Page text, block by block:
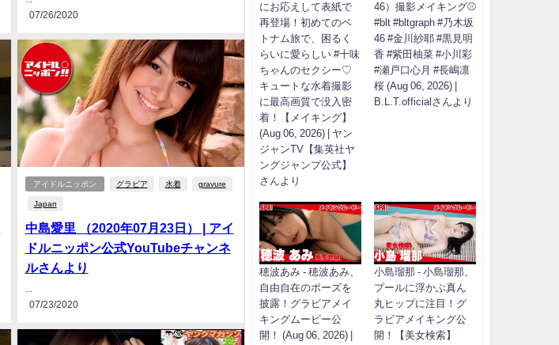
07/26/2020
アイドルニッポン グラビア 水着 gravure
Japan
中島愛里 （2020年07月23日） | アイ
ドルニッポン公式YouTubeチャンネ
ルさんより
...
07/23/2020
にお応えして表紙で
再登場！初めてのベ
トナム旅で、困るく
らいに愛らしい #十味
ちゃんのセクシー♡
キュートな水着撮影
に最高画質で没入密
着！【メイキング】
(Aug 06, 2026) | ヤン
ジャンTV【集英社ヤ
ングジャンプ公式】
さんより
46）撮影メイキング⚾️
#blt #bltgraph #乃木坂
46 #金川紗耶 #黒見明
香 #紫田柚菜 #小川彩
#瀬戸口心月 #長嶋凛
桜 (Aug 06, 2026) |
B.L.T.officialさんより
穂波あみ - 穂波あみ、
自由自在のポーズを
披露！グラビアメイ
キングムービー公
開！ (Aug 06, 2026) |
小島瑠那 - 小島瑠那、
プールに浮かぶ真ん
丸ヒップに注目！グ
ラビアメイキング公
開！【美女検索】